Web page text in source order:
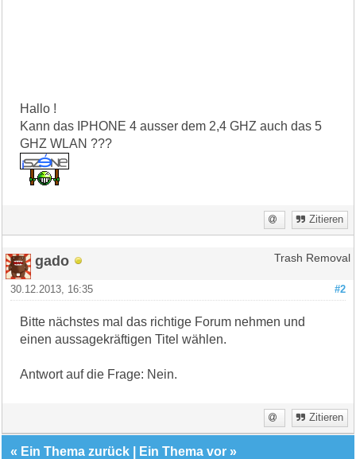
Hallo !
Kann das IPHONE 4 ausser dem 2,4 GHZ auch das 5
GHZ WLAN ???
Zitieren
gado Trash Removal
#2
30.12.2013, 16:35
Bitte nächstes mal das richtige Forum nehmen und
einen aussagekräftigen Titel wählen.
Antwort auf die Frage: Nein.
Zitieren
« Ein Thema zurück Ein Thema vor »